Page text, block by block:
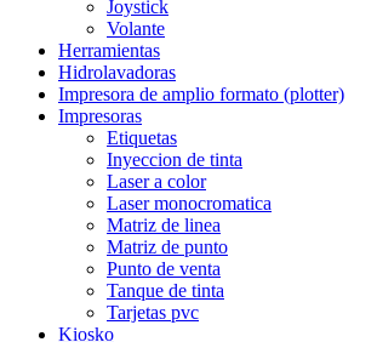
Joystick
Volante
Herramientas
Hidrolavadoras
Impresora de amplio formato (plotter)
Impresoras
Etiquetas
Inyeccion de tinta
Laser a color
Laser monocromatica
Matriz de linea
Matriz de punto
Punto de venta
Tanque de tinta
Tarjetas pvc
Kiosko